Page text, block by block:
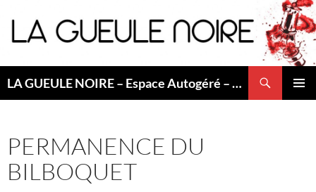
au
contenu
LA GUEULE NOIRE – Espace Autogéré – Saint Etienne
PERMANENCE DU
BILBOQUET